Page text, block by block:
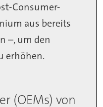
Consumer-
aus bereits
–, um den
erhöhen.
(OEMs) von